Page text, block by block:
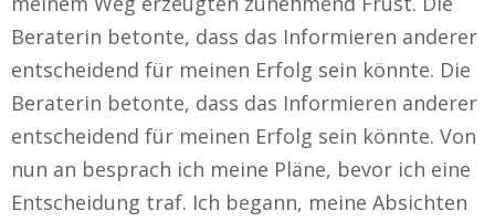
Beraterin betonte, dass das Informieren anderer
entscheidend für meinen Erfolg sein könnte. Die
Beraterin betonte, dass das Informieren anderer
entscheidend für meinen Erfolg sein könnte. Von
nun an besprach ich meine Pläne, bevor ich eine
Entscheidung traf. Ich begann, meine Absichten